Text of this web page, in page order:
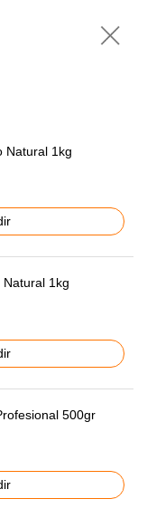
Natural 1kg
1kg
500gr